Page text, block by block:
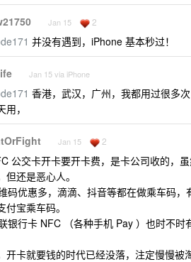
Jan 15 2
并没有遇到，iPhone 基本秒过！
Jan 15 via iPhone
香港，武汉，广州，我都用过很多
，
Jan 15 2
公交卡开卡要开卡费，是卡公司收的，
但还是恶心人。
码优惠多，滴滴、抖音等都在做乘车码
付宝乘车码。
银行卡 NFC （各种手机 Pay ）也时不时
开卡就要钱的时代已经没落，注定慢慢